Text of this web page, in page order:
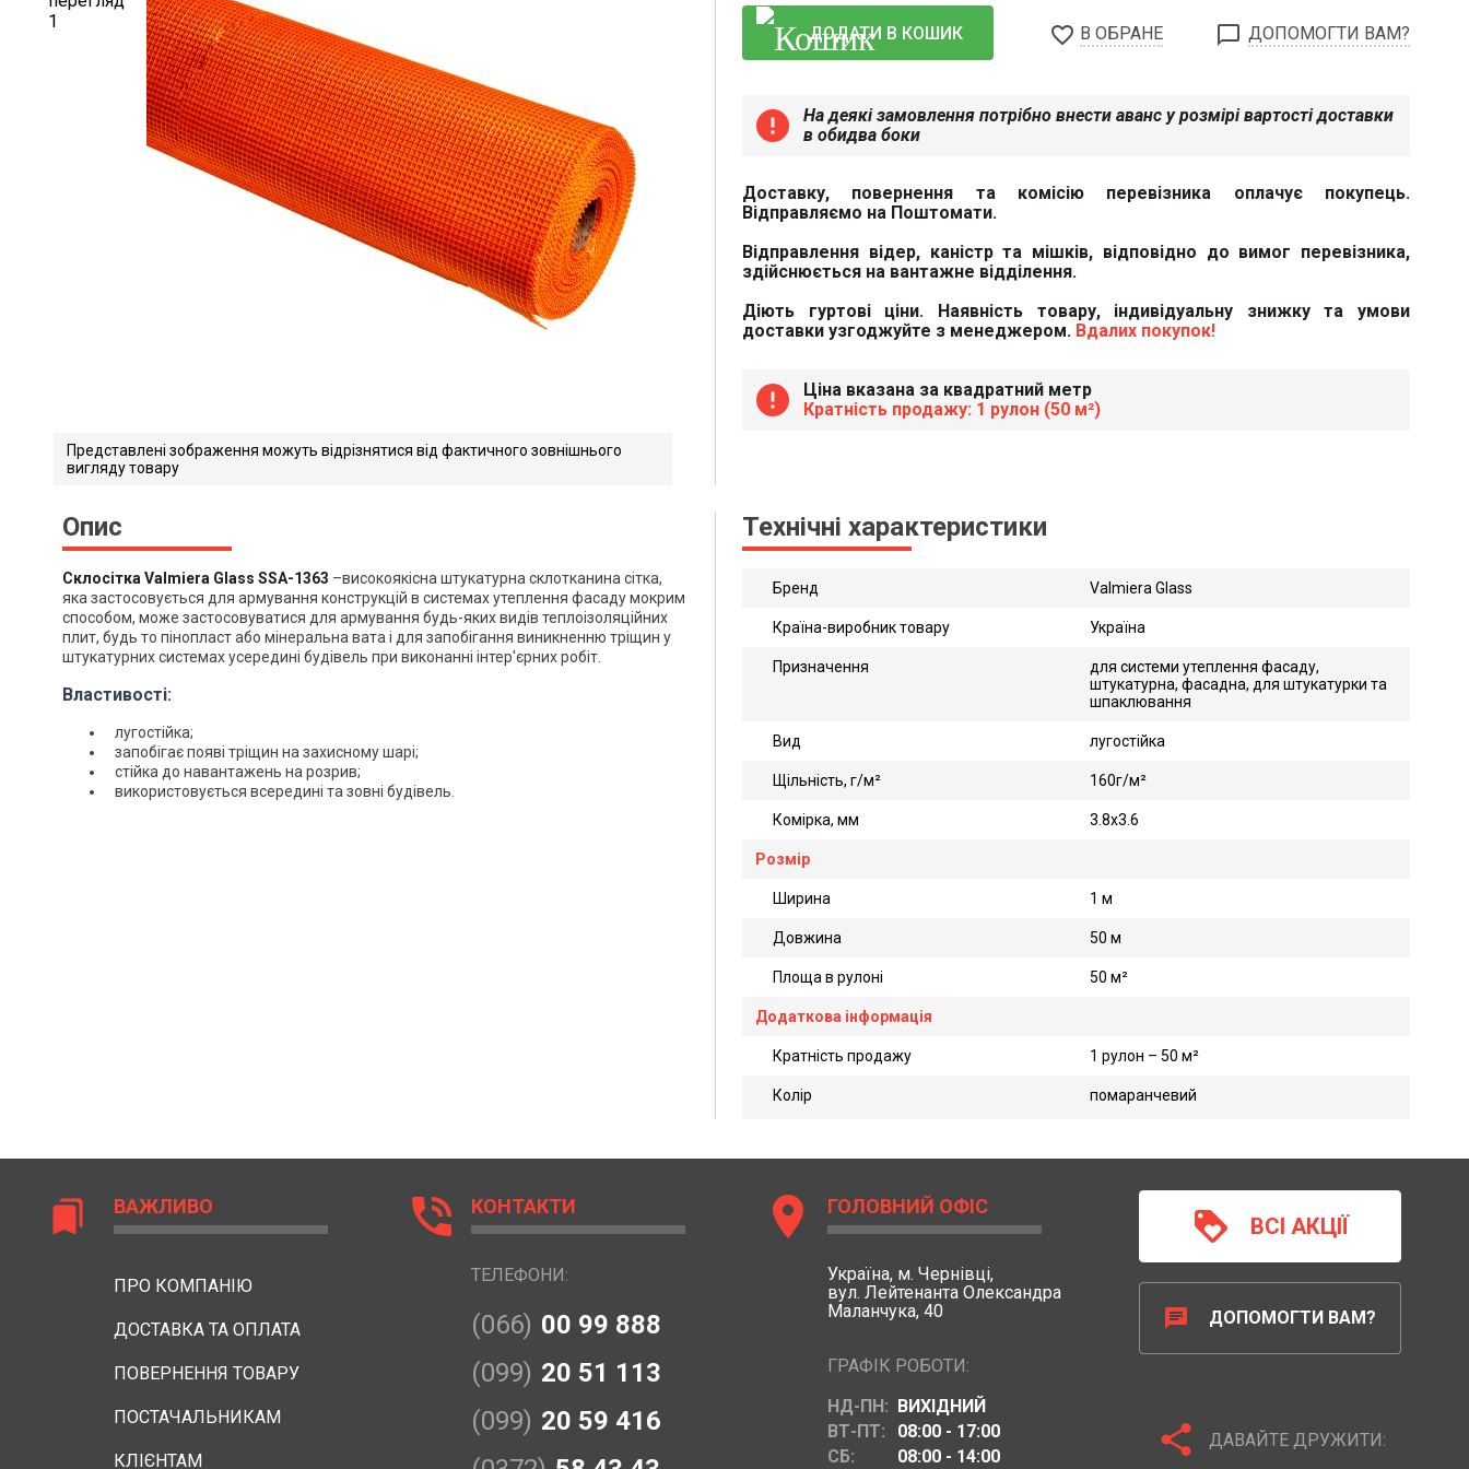
Представлені зображення можуть відрізнятися від фактичного зовнішнього
вигляду товару
ДОДАТИ В КОШИК favorite_border В ОБРАНЕ chat_bubble_outline ДОПОМОГТИ ВАМ?
error
На деякі замовлення потрібно внести аванс у розмірі вартості доставки
в обидва боки
Доставку, повернення та комісію перевізника оплачує покупець.
Відправляємо на Поштомати.
Відправлення відер, каністр та мішків, відповідно до вимог перевізника,
здійснюється на вантажне відділення.
Діють гуртові ціни. Наявність товару, індивідуальну знижку та умови
доставки узгоджуйте з менеджером. Вдалих покупок!
error
Ціна вказана за квадратний метр
Кратність продажу: 1 рулон (50 м²)
Опис
Склосітка Valmiera Glass SSA-1363 –високоякісна штукатурна склотканина сітка,
яка застосовується для армування конструкцій в системах утеплення фасаду мокрим
способом, може застосовуватися для армування будь-яких видів теплоізоляційних
плит, будь то пінопласт або мінеральна вата і для запобігання виникненню тріщин у
штукатурних системах усередині будівель при виконанні інтер'єрних робіт.
Властивості:
лугостійка;
запобігає появі тріщин на захисному шарі;
стійка до навантажень на розрив;
використовується всередині та зовні будівель.
Технічні характеристики
Бренд Valmiera Glass
Країна-виробник товару Україна
Призначення
для системи утеплення фасаду,
штукатурна, фасадна, для штукатурки та
шпаклювання
Вид лугостійка
Щільність, г/м² 160г/м²
Комірка, мм 3.8х3.6
Розмір
Ширина 1 м
Довжина 50 м
Площа в рулоні 50 м²
Додаткова інформація
Кратність продажу 1 рулон – 50 м²
Колір помаранчевий
bookmarks ВАЖЛИВО
ПРО КОМПАНІЮ
ДОСТАВКА ТА ОПЛАТА
ПОВЕРНЕННЯ ТОВАРУ
ПОСТАЧАЛЬНИКАМ
КЛІЄНТАМ
phone_in_talk КОНТАКТИ
ТЕЛЕФОНИ:
(066) 00 99 888
(099) 20 51 113
(099) 20 59 416
location_on ГОЛОВНИЙ ОФІС
Україна, м. Чернівці,
вул. Лейтенанта Олександра
Маланчука, 40
ГРАФІК РОБОТИ:
НД-ПН: ВИХІДНИЙ
ВТ-ПТ:
08:00 - 17:00
СБ:
08:00 - 14:00
loyalty ВСІ АКЦІЇ
chat ДОПОМОГТИ ВАМ?
share ДАВАЙТЕ ДРУЖИТИ: